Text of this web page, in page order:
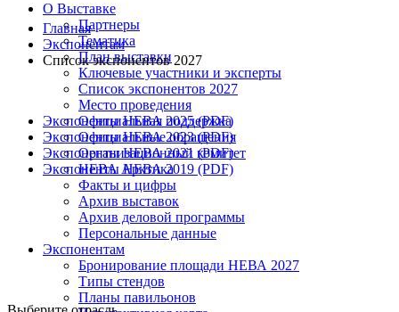
О Выставке
Партнеры
Тематика
План выставки
Ключевые участники и эксперты
Список экспонентов 2027
Место проведения
Официальная поддержка
Официальные обращения
Организационный комитет
НЕВА Арктика
Факты и цифры
Архив выставок
Архив деловой программы
Персональные данные
Экспонентам
Бронирование площади НЕВА 2027
Типы стендов
Планы павильонов
Главная
Экспонентам
Список экспонентов 2027
Экспоненты НЕВА 2025 (PDF)
Экспоненты НЕВА 2023 (PDF)
Экспоненты НЕВА 2021 (PDF)
Экспоненты НЕВА 2019 (PDF)